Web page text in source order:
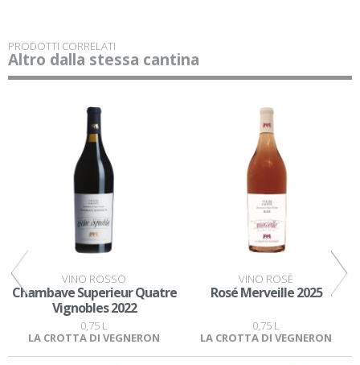
PRODOTTI CORRELATI
Altro dalla stessa cantina
VINO ROSSO
Chambave Superieur Quatre
Vignobles 2022
0,75 L
LA CROTTA DI VEGNERON
VINO ROSÈ
Rosé Merveille 2025
0,75 L
LA CROTTA DI VEGNERON